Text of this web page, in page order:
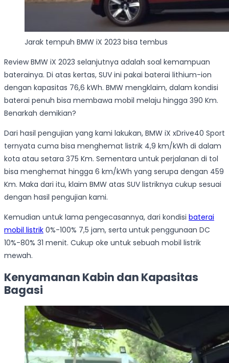
Jarak tempuh BMW iX 2023 bisa tembus
Review BMW iX 2023 selanjutnya adalah soal kemampuan
baterainya. Di atas kertas, SUV ini pakai baterai lithium-ion
dengan kapasitas 76,6 kWh. BMW mengklaim, dalam kondisi
baterai penuh bisa membawa mobil melaju hingga 390 Km.
Benarkah demikian?
Dari hasil pengujian yang kami lakukan, BMW iX xDrive40 Sport
ternyata cuma bisa menghemat listrik 4,9 km/kWh di dalam
kota atau setara 375 Km. Sementara untuk perjalanan di tol
bisa menghemat hingga 6 km/kWh yang serupa dengan 459
Km. Maka dari itu, klaim BMW atas SUV listriknya cukup sesuai
dengan hasil pengujian kami.
Kemudian untuk lama pengecasannya, dari kondisi baterai
mobil listrik 0%-100% 7,5 jam, serta untuk penggunaan DC
10%-80% 31 menit. Cukup oke untuk sebuah mobil listrik
mewah.
Kenyamanan Kabin dan Kapasitas
Bagasi